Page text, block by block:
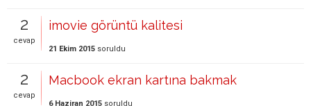
2
cevap
imovie görüntü kalitesi
21 Ekim 2015 soruldu
2
cevap
Macbook ekran kartına bakmak
6 Haziran 2015 soruldu